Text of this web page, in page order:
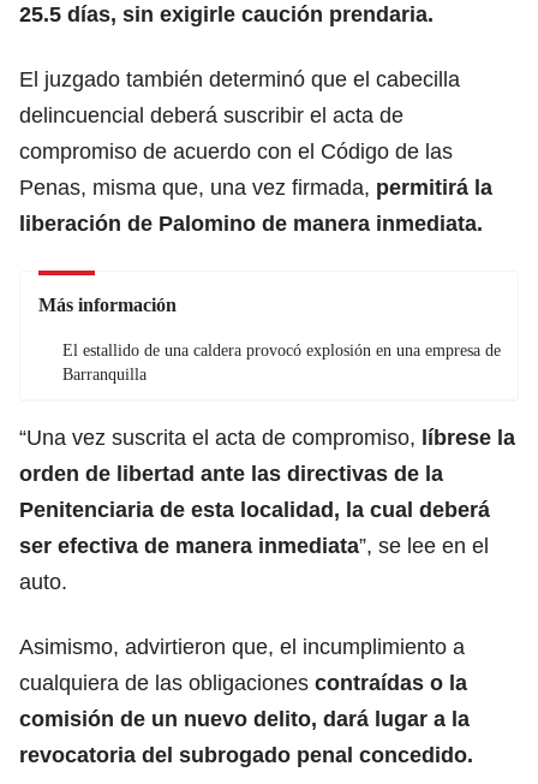
25.5 días, sin exigirle caución prendaria.
El juzgado también determinó que el cabecilla
delincuencial deberá suscribir el acta de
compromiso de acuerdo con el Código de las
Penas, misma que, una vez firmada, permitirá la
liberación de Palomino de manera inmediata.
Más información
El estallido de una caldera provocó explosión en una empresa de
Barranquilla
“Una vez suscrita el acta de compromiso, líbrese la
orden de libertad ante las directivas de la
Penitenciaria de esta localidad, la cual deberá
ser efectiva de manera inmediata”, se lee en el
auto.
Asimismo, advirtieron que, el incumplimiento a
cualquiera de las obligaciones contraídas o la
comisión de un nuevo delito, dará lugar a la
revocatoria del subrogado penal concedido.